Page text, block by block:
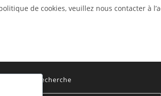
de cookies, veuillez nous contacter à
Recherche